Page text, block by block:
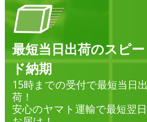
最短当日出荷のスピー
ド納期
15時までの受付で最短当日出
荷！
安心のヤマト運輸で最短翌日